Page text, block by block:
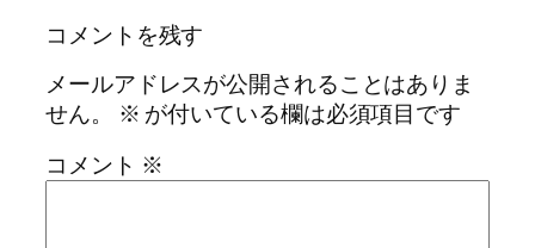
コメントを残す
メールアドレスが公開されることはありま
せん。
※ が付いている欄は必須項目です
コメント ※